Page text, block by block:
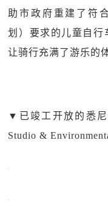
助市政府重建了符
划）要求的儿童自行
让骑行充满了游乐的
▼ 已竣工开放的悉
Studio &